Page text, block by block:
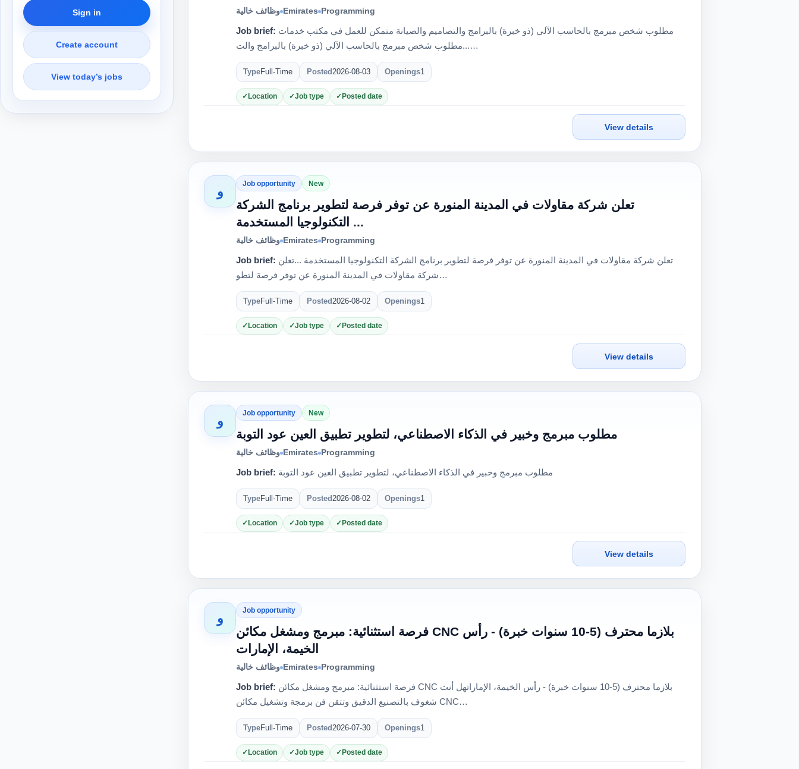
Sign in
Create account
View today’s jobs
وظائف خالية Emirates Programming
Job brief:
...مطلوب شخص مبرمج بالحاسب الآلي (ذو خبرة) بالبرامج والت…
TypeFull-Time Posted2026-08-03 Openings1
Location Job type Posted date
View details
و
Job opportunity New
تعلن شركة مقاولات في المدينة المنورة عن توفر فرصة لتطوير برنامج الشركة
التكنولوجيا المستخدمة ...
وظائف خالية Emirates Programming
Job brief:
شركة مقاولات في المدينة المنورة عن توفر فرصة لتطو…
TypeFull-Time Posted2026-08-02 Openings1
Location Job type Posted date
View details
و
Job opportunity New
مطلوب مبرمج وخبير في الذكاء الاصطناعي، لتطوير تطبيق العين عود التوبة
وظائف خالية Emirates Programming
Job brief: مطلوب مبرمج وخبير في الذكاء الاصطناعي، لتطوير تطبيق العين عود التوبة
TypeFull-Time Posted2026-08-02 Openings1
Location Job type Posted date
View details
و
Job opportunity
فرصة استثنائية: مبرمج ومشغل مكائن CNC بلازما محترف (5-10 سنوات خبرة) - رأس
الخيمة، الإمارات
وظائف خالية Emirates Programming
Job brief:
شغوف بالتصنيع الدقيق وتتقن فن برمجة وتشغيل مكائن CNC…
TypeFull-Time Posted2026-07-30 Openings1
Location Job type Posted date